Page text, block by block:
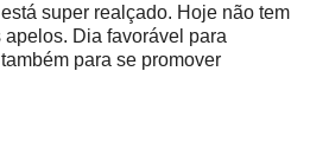
super realçado. Hoje não tem
Dia favorável para
para se promover